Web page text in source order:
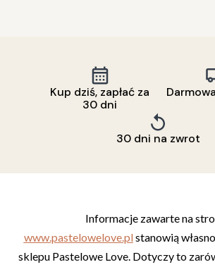
Kup dziś, zapłać za
30 dni
30 dni na zwrot
www.pastelowelove.pl stanowią
sklepu Pastelowe Love. Dotyczy to